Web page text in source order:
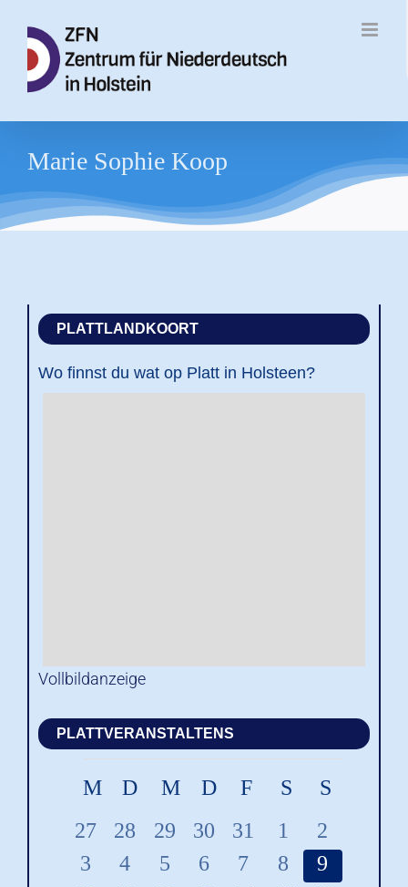
Inhalt
springen
Marie Sophie Koop
PLATTLANDKOORT
Wo finnst du wat op Platt in Holsteen?
Vollbildanzeige
PLATTVERANSTALTENS